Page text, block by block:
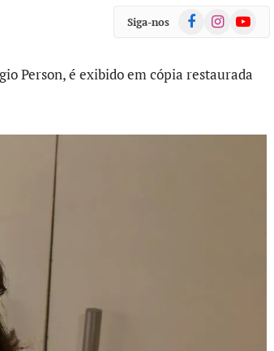
Siga-nos FacebookInstagramYouTube
Person, é exibido em cópia restaurada